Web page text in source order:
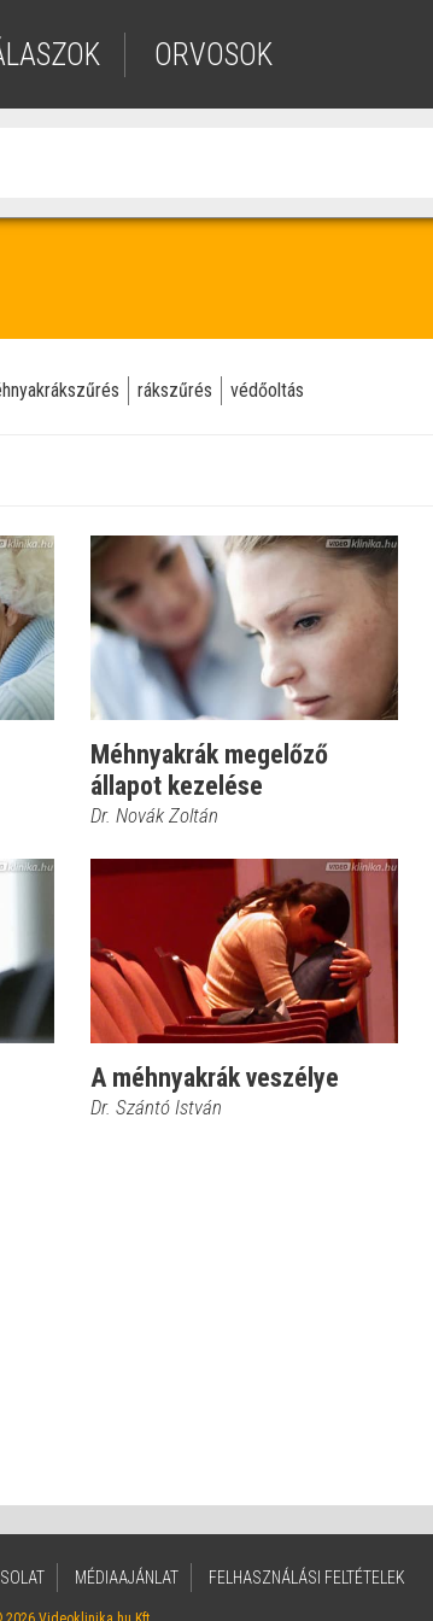
ORVOSOK
rákszűrés védőoltás
Méhnyakrák megelőző
állapot kezelése
Dr. Novák Zoltán
A méhnyakrák veszélye
Dr. Szántó István
MÉDIAAJÁNLAT FELHASZNÁLÁSI FELTÉTELEK